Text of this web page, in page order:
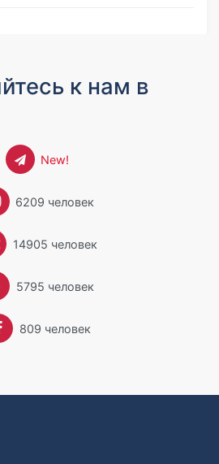
к нам в
New!
6209 человек
14905 человек
5795 человек
809 человек